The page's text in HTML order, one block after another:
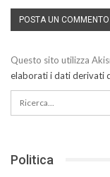
Questo sito utilizza
elaborati i dati derivati
Politica